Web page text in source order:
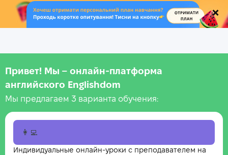
.
Привет! Мы – онлайн‑платформа
английского Englishdom
Мы предлагаем 3 варианта обучения:
👩‍💻
Индивидуальные онлайн-уроки с преподавателем на